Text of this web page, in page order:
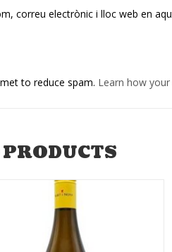
correu electrònic i lloc web en
to reduce spam. Learn how